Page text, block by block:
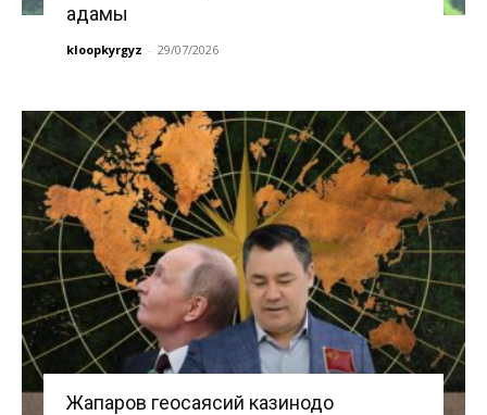
адамы
kloopkyrgyz - 29/07/2026
Жапаров геосаясий казинодо